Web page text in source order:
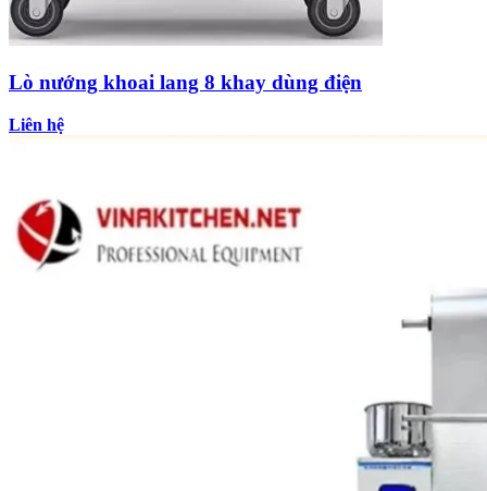
Lò nướng khoai lang 8 khay dùng điện
Liên hệ